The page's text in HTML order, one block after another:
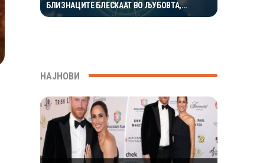
БЛИЗНАЦИТЕ БЛЕСКААТ ВО ЉУБОВТА,
РАКОВИТЕ ВО КАРИЕРАТА, А ВАГИТЕ ИМААТ
НАЈНОВИ